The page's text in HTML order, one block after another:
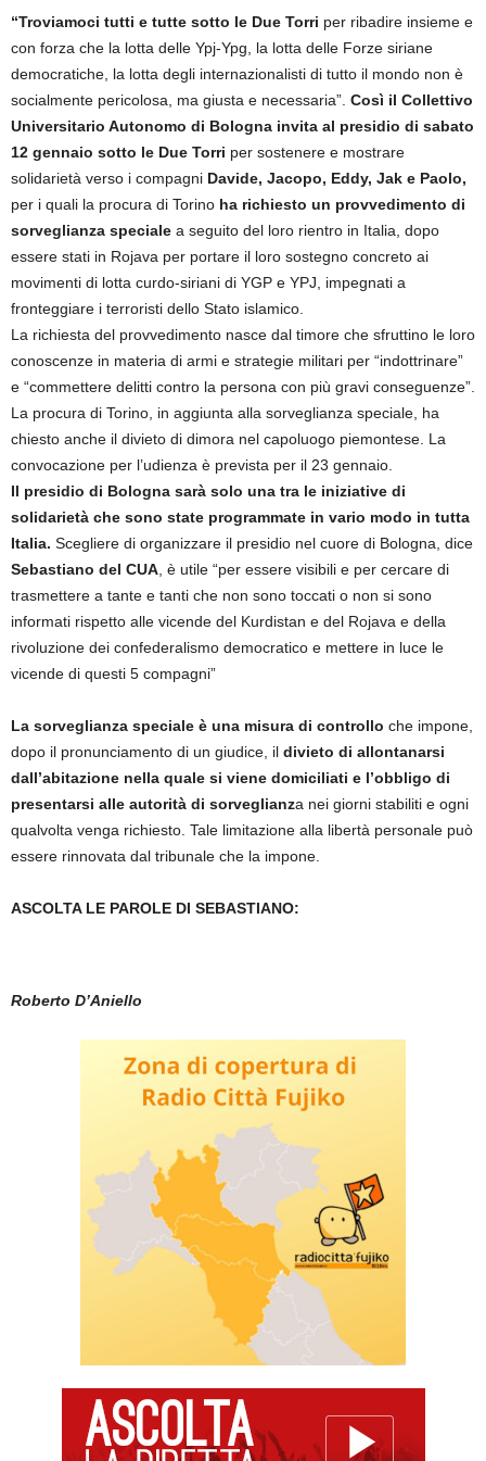
“Troviamoci tutti e tutte sotto le Due Torri per ribadire insieme e
con forza che la lotta delle Ypj-Ypg, la lotta delle Forze siriane
democratiche, la lotta degli internazionalisti di tutto il mondo non è
socialmente pericolosa, ma giusta e necessaria”. Così il Collettivo
Universitario Autonomo di Bologna invita al presidio di sabato
12 gennaio sotto le Due Torri per sostenere e mostrare
solidarietà verso i compagni Davide, Jacopo, Eddy, Jak e Paolo,
per i quali la procura di Torino ha richiesto un provvedimento di
sorveglianza speciale a seguito del loro rientro in Italia, dopo
essere stati in Rojava per portare il loro sostegno concreto ai
movimenti di lotta curdo-siriani di YGP e YPJ, impegnati a
fronteggiare i terroristi dello Stato islamico.
La richiesta del provvedimento nasce dal timore che sfruttino le loro
conoscenze in materia di armi e strategie militari per “indottrinare”
e “commettere delitti contro la persona con più gravi conseguenze”.
La procura di Torino, in aggiunta alla sorveglianza speciale, ha
chiesto anche il divieto di dimora nel capoluogo piemontese. La
convocazione per l’udienza è prevista per il 23 gennaio.
Il presidio di Bologna sarà solo una tra le iniziative di
solidarietà che sono state programmate in vario modo in tutta
Italia. Scegliere di organizzare il presidio nel cuore di Bologna, dice
Sebastiano del CUA, è utile “per essere visibili e per cercare di
trasmettere a tante e tanti che non sono toccati o non si sono
informati rispetto alle vicende del Kurdistan e del Rojava e della
rivoluzione dei confederalismo democratico e mettere in luce le
vicende di questi 5 compagni”
La sorveglianza speciale è una misura di controllo che impone,
dopo il pronunciamento di un giudice, il divieto di allontanarsi
dall’abitazione nella quale si viene domiciliati e l’obbligo di
presentarsi alle autorità di sorveglianza nei giorni stabiliti e ogni
qualvolta venga richiesto. Tale limitazione alla libertà personale può
essere rinnovata dal tribunale che la impone.
ASCOLTA LE PAROLE DI SEBASTIANO:
Roberto D’Aniello